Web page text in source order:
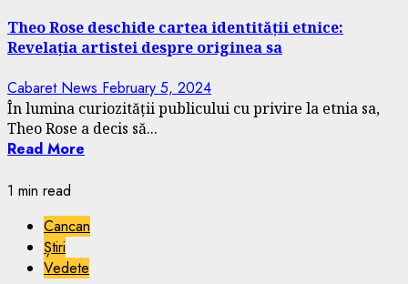
Theo Rose deschide cartea identității etnice:
Revelația artistei despre originea sa
Cabaret News February 5, 2024
În lumina curiozității publicului cu privire la etnia sa,
Theo Rose a decis să...
Read More
1 min read
Cancan
Știri
Vedete